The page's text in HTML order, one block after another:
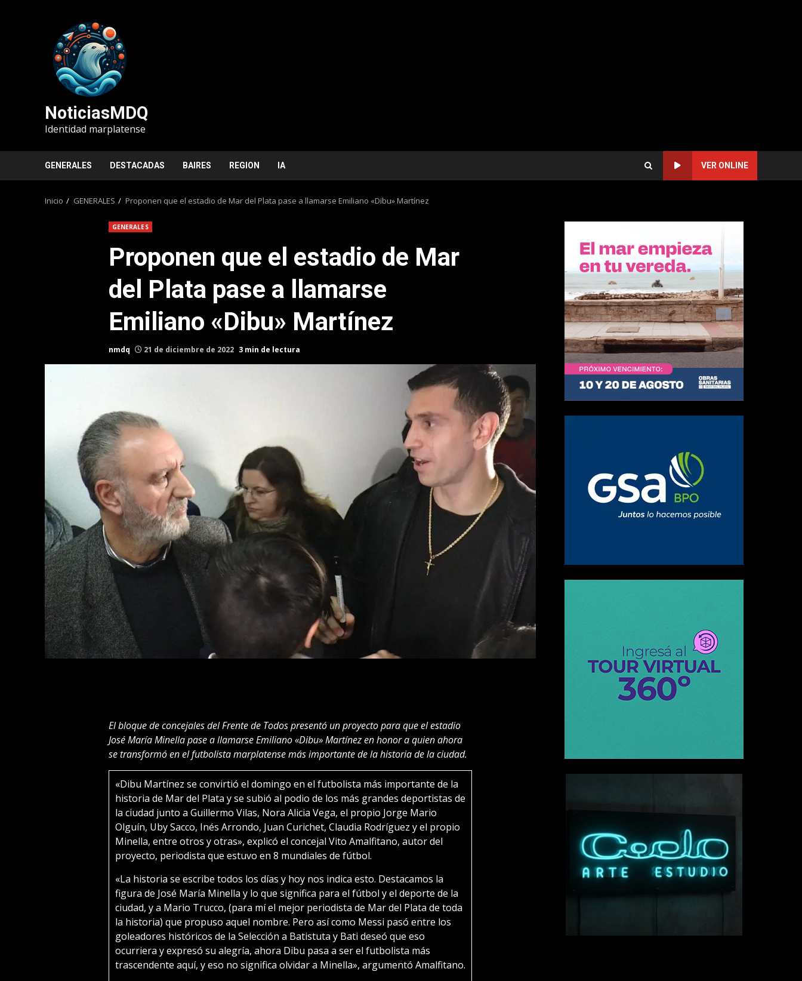
NoticiasMDQ
Identidad marplatense
GENERALES DESTACADAS BAIRES REGION IA VER ONLINE
Inicio GENERALES Proponen que el estadio de Mar del Plata pase a llamarse Emiliano «Dibu» Martínez
GENERALES
Proponen que el estadio de Mar
del Plata pase a llamarse
Emiliano «Dibu» Martínez
nmdq 21 de diciembre de 2022 3 min de lectura
El bloque de concejales del Frente de Todos presentó un proyecto para que el estadio
José María Minella pase a llamarse Emiliano «Dibu» Martínez en honor a quien ahora
se transformó en el futbolista marplatense más importante de la historia de la ciudad.
«Dibu Martínez se convirtió el domingo en el futbolista más importante de la
historia de Mar del Plata y se subió al podio de los más grandes deportistas de
la ciudad junto a Guillermo Vilas, Nora Alicia Vega, el propio Jorge Mario
Olguín, Uby Sacco, Inés Arrondo, Juan Curichet, Claudia Rodríguez y el propio
Minella, entre otros y otras», explicó el concejal Vito Amalfitano, autor del
proyecto, periodista que estuvo en 8 mundiales de fútbol.
«La historia se escribe todos los días y hoy nos indica esto. Destacamos la
figura de José María Minella y lo que significa para el fútbol y el deporte de la
ciudad, y a Mario Trucco, (para mí el mejor periodista de Mar del Plata de toda
la historia) que propuso aquel nombre. Pero así como Messi pasó entre los
goleadores históricos de la Selección a Batistuta y Bati deseó que eso
ocurriera y expresó su alegría, ahora Dibu pasa a ser el futbolista más
trascendente aquí, y eso no significa olvidar a Minella», argumentó Amalfitano.